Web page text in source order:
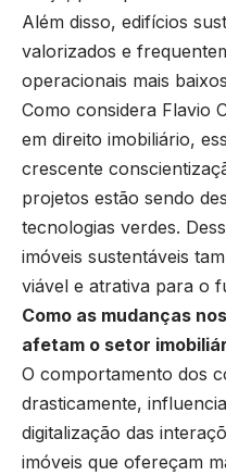
Além disso, edifícios
valorizados e
operacionais mais
Como considera Flavio
em direito imobiliário,
crescente
projetos estão sendo
tecnologias verdes.
imóveis sustentáveis
viável e atrativa para o
Como as mudanças
afetam o setor
O comportamento dos
drasticamente,
digitalização das
imóveis que ofereçam